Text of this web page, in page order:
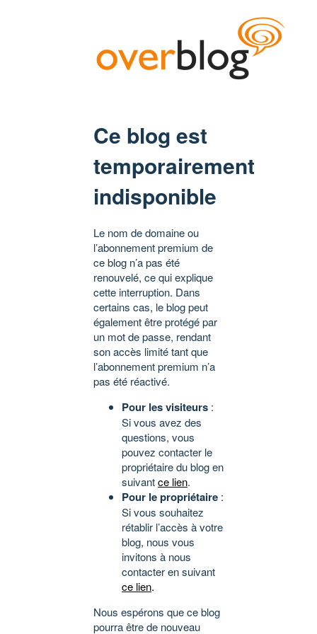
Ce blog est
temporairement
indisponible
Le nom de domaine ou
l’abonnement premium de
ce blog n’a pas été
renouvelé, ce qui explique
cette interruption. Dans
certains cas, le blog peut
également être protégé par
un mot de passe, rendant
son accès limité tant que
l’abonnement premium n’a
pas été réactivé.
Pour les visiteurs :
Si vous avez des
questions, vous
pouvez contacter le
propriétaire du blog en
suivantce lien.
Pour le propriétaire :
Si vous souhaitez
rétablir l’accès à votre
blog, nous vous
invitons à nous
contacter en suivant
ce lien.
Nous espérons que ce blog
pourra être de nouveau